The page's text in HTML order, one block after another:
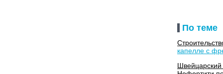
По теме
капелле с